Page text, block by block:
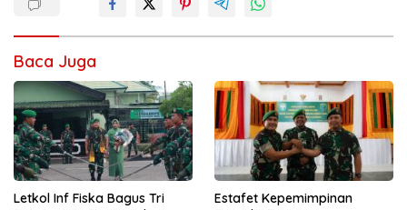
Baca Juga
Letkol Inf Fiska Bagus Tri
Estafet Kepemimpinan